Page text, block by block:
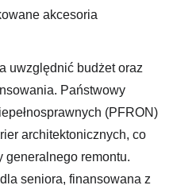
akcesoria
uwzględnić budżet oraz
Państwowy
(PFRON)
architektonicznych, co
generalnego remontu.
seniora, finansowana z